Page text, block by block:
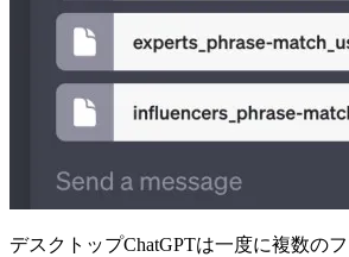
デスクトップChatGPTは一度に複数の